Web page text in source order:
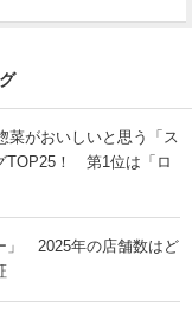
菜がおいしいと思う「ス
TOP25！ 第1位は「ロ
」 2025年の店舗数はど